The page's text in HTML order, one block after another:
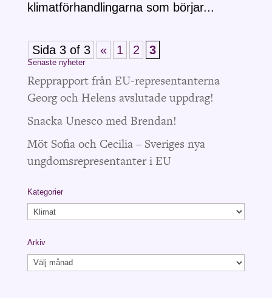
klimatförhandlingarna som börjar...
Sida 3 of 3 « 1 2 3
Senaste nyheter
Repprapport från EU-representanterna
Georg och Helens avslutade uppdrag!
Snacka Unesco med Brendan!
Möt Sofia och Cecilia – Sveriges nya
ungdomsrepresentanter i EU
Kategorier
Kategorier
Arkiv
Arkiv